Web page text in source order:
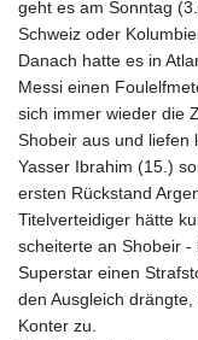
geht es am Sonntag
Schweiz oder
Danach hatte es in
Messi einen
sich immer wieder die
Shobeir aus und liefen
Yasser Ibrahim (15.)
ersten Rückstand
Titelverteidiger hätte
scheiterte an Shobeir
Superstar einen
den Ausgleich
Konter zu.